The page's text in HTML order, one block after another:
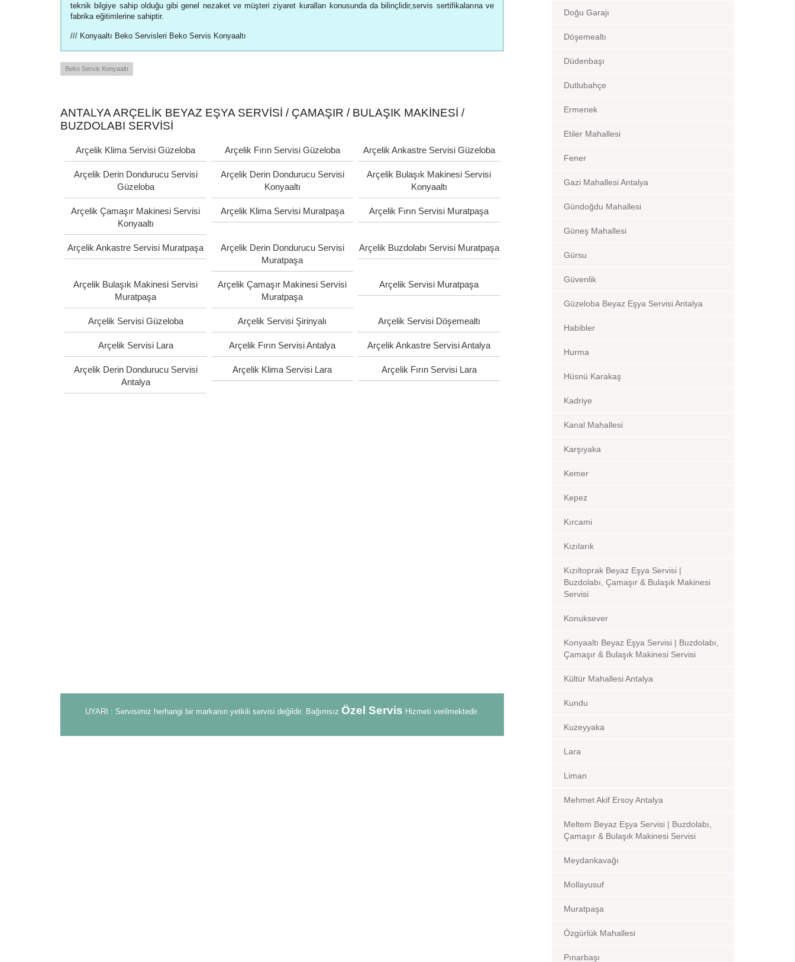
teknik bilgiye sahip olduğu gibi genel nezaket ve müşteri ziyaret kuralları konusunda da bilinçlidir,servis sertifikalarına ve
fabrika eğitimlerine sahiptir.
/// Konyaaltı Beko Servisleri Beko Servis Konyaaltı
Beko Servis Konyaaltı
ANTALYA ARÇELIK BEYAZ EŞYA SERVISI / ÇAMAŞIR / BULAŞIK MAKINESI /
BUZDOLABI SERVISI
Arçelik Klima Servisi Güzeloba Arçelik Fırın Servisi Güzeloba Arçelik Ankastre Servisi Güzeloba
Arçelik Derin Dondurucu Servisi
Güzeloba
Arçelik Derin Dondurucu Servisi
Konyaaltı
Arçelik Bulaşık Makinesi Servisi
Konyaaltı
Arçelik Çamaşır Makinesi Servisi
Konyaaltı
Arçelik Klima Servisi Muratpaşa Arçelik Fırın Servisi Muratpaşa
Arçelik Ankastre Servisi Muratpaşa
Arçelik Derin Dondurucu Servisi
Muratpaşa
Arçelik Buzdolabı Servisi Muratpaşa
Arçelik Bulaşık Makinesi Servisi
Muratpaşa
Arçelik Çamaşır Makinesi Servisi
Muratpaşa
Arçelik Servisi Muratpaşa
Arçelik Servisi Güzeloba Arçelik Servisi Şirinyalı Arçelik Servisi Döşemealtı
Arçelik Servisi Lara Arçelik Fırın Servisi Antalya Arçelik Ankastre Servisi Antalya
Arçelik Derin Dondurucu Servisi
Antalya
Arçelik Klima Servisi Lara Arçelik Fırın Servisi Lara
UYARI : Servisimiz herhangi bir markanın yetkili servisi değildir. Bağımsız Özel Servis Hizmeti verilmektedir.
Doğu Garajı
Döşemealtı
Düdenbaşı
Dutlubahçe
Ermenek
Etiler Mahallesi
Fener
Gazi Mahallesi Antalya
Gündoğdu Mahallesi
Güneş Mahallesi
Gürsu
Güvenlik
Güzeloba Beyaz Eşya Servisi Antalya
Habibler
Hurma
Hüsnü Karakaş
Kadriye
Kanal Mahallesi
Karşıyaka
Kemer
Kepez
Kırcami
Kızılarık
Kızıltoprak Beyaz Eşya Servisi |
Buzdolabı, Çamaşır & Bulaşık Makinesi
Servisi
Konuksever
Konyaaltı Beyaz Eşya Servisi | Buzdolabı,
Çamaşır & Bulaşık Makinesi Servisi
Kültür Mahallesi Antalya
Kundu
Kuzeyyaka
Lara
Liman
Mehmet Akif Ersoy Antalya
Meltem Beyaz Eşya Servisi | Buzdolabı,
Çamaşır & Bulaşık Makinesi Servisi
Meydankavağı
Mollayusuf
Muratpaşa
Özgürlük Mahallesi
Pınarbaşı